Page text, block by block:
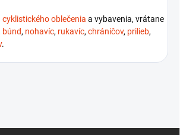
cyklistického oblečenia a vybavenia, vrátane
búnd, nohavíc, rukavíc, chráničov, prilieb,
.